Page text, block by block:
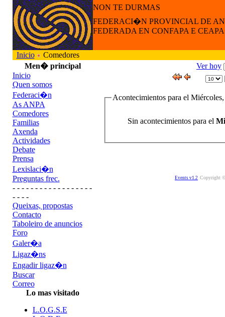
NON TE DURMAS
FEDERACI�N PROVINCIAL DE
FEDERADA EN CONFAPA E CEAPA
Inicio
Comedores
Men� principal
Inicio
Quen somos
Federaci�n
As ANPA
Comedores
Familias
Axenda
Actividades
Debate
Prensa
Lexislaci�n
Preguntas frec.
- - - - - - - - - - - - - - - - - -
- - - -
Queixas, propostas
Contacto
Taboleiro de anuncios
Foro
Galer�a
Ligaz�ns
Engadir ligaz�n
Buscar
Correo
Lo mas visitado
L.O.G.S.E
Ver hoy
Acontecimientos para el
Sin acontecimientos para el
Events v1.2 Copyright